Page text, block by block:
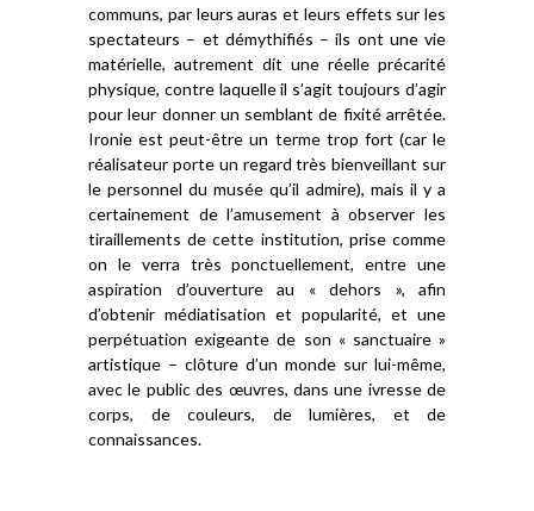
communs, par leurs auras et leurs effets sur les
spectateurs – et démythifiés – ils ont une vie
matérielle, autrement dit une réelle précarité
physique, contre laquelle il s’agit toujours d’agir
pour leur donner un semblant de fixité arrêtée.
Ironie est peut-être un terme trop fort (car le
réalisateur porte un regard très bienveillant sur
le personnel du musée qu’il admire), mais il y a
certainement de l’amusement à observer les
tiraillements de cette institution, prise comme
on le verra très ponctuellement, entre une
aspiration d’ouverture au « dehors », afin
d’obtenir médiatisation et popularité, et une
perpétuation exigeante de son « sanctuaire »
artistique – clôture d’un monde sur lui-même,
avec le public des œuvres, dans une ivresse de
corps, de couleurs, de lumières, et de
connaissances.